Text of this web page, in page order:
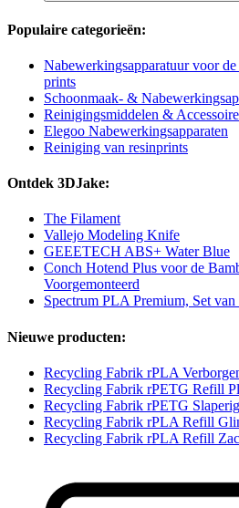
Populaire categorieën:
Nabewerkingsapparatuur voor
prints
Schoonmaak- &
Reinigingsmiddelen &
Elegoo Nabewerkingsapparaten
Reiniging van resinprints
Ontdek 3DJake:
The Filament
Vallejo Modeling Knife
GEEETECH ABS+ Water Blue
Conch Hotend Plus voor de
Voorgemonteerd
Spectrum PLA Premium, Set van
Nieuwe producten:
Recycling Fabrik rPLA
Recycling Fabrik rPETG Refill
Recycling Fabrik rPETG
Recycling Fabrik rPLA Refill
Recycling Fabrik rPLA Refill